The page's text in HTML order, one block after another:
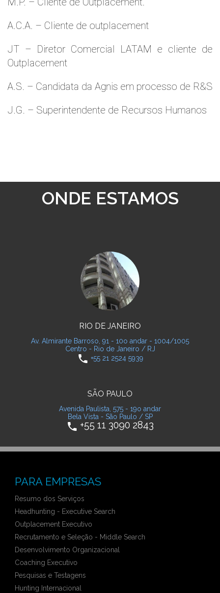
A.C.A. – Cliente de outplacement
JT – Diretor Comercial LATAM e cliente de
Outplacement
A.S. – Candidata da Agnis em processo de R&S
J.G. – Superintendente de Recursos Humanos
ONDE ESTAMOS
RIO DE JANEIRO
Av. Almirante Barroso, 91 - 10o andar - 1004/1005
Centro - Rio de Janeiro / RJ
phone +55 21 2524 5939
SÃO PAULO
Avenida Paulista, 575 - 19o andar
Bela Vista - São Paulo / SP
phone +55 11 3090 2843
PARA EMPRESAS
Resumo dos Serviços
Headhunting - Executive Search
Outplacement Executivo
Recrutamento e Seleção - Middle Search
Desenvolvimento Organizacional
Coaching Executivo
Pesquisas e Testagens
Hunting Internacional